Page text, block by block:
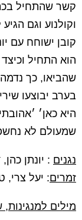
קשר שהתחיל
וקולנוע וגם
קובן ישוחח עם
הוא התחיל
שהביאו, כך
בערב יבוצעו
היא כאן׳
שמעולם לא
נגנים : יונתן
זמרים: יעל צרי,
מילים